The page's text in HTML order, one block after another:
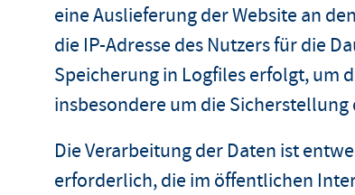
eine Auslieferung der Website an
die IP-Adresse des Nutzers für die
Speicherung in Logfiles erfolgt, um
insbesondere um die
Die Verarbeitung der Daten ist
erforderlich, die im öffentlichen